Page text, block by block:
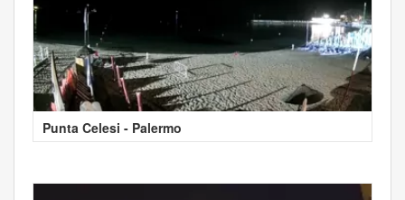
Punta Celesi - Palermo